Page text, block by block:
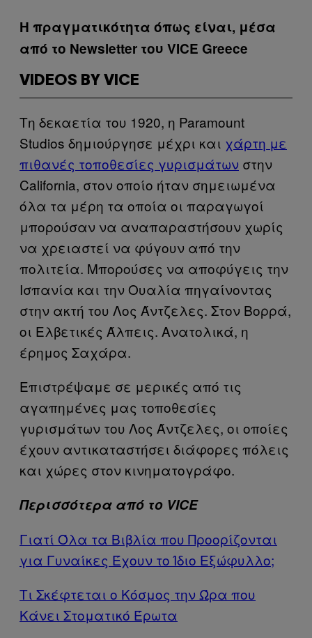
Η πραγματικότητα όπως είναι, μέσα
από το Newsletter του VICE Greece
VIDEOS BY VICE
Τη δεκαετία του 1920, η Paramount
Studios δημιούργησε μέχρι και χάρτη με
πιθανές τοποθεσίες γυρισμάτων στην
California, στον οποίο ήταν σημειωμένα
όλα τα μέρη τα οποία οι παραγωγοί
μπορούσαν να αναπαραστήσουν χωρίς
να χρειαστεί να φύγουν από την
πολιτεία. Μπορούσες να αποφύγεις την
Ισπανία και την Ουαλία πηγαίνοντας
στην ακτή του Λος Άντζελες. Στον Βορρά,
οι Ελβετικές Άλπεις. Ανατολικά, η
έρημος Σαχάρα.
Επιστρέψαμε σε μερικές από τις
αγαπημένες μας τοποθεσίες
γυρισμάτων του Λος Άντζελες, οι οποίες
έχουν αντικαταστήσει διάφορες πόλεις
και χώρες στον κινηματογράφο.
Περισσότερα από το VICE
Γιατί Όλα τα Βιβλία που Προορίζονται
για Γυναίκες Έχουν το Ίδιο Εξώφυλλο;
Τι Σκέφτεται ο Κόσμος την Ώρα που
Κάνει Στοματικό Έρωτα